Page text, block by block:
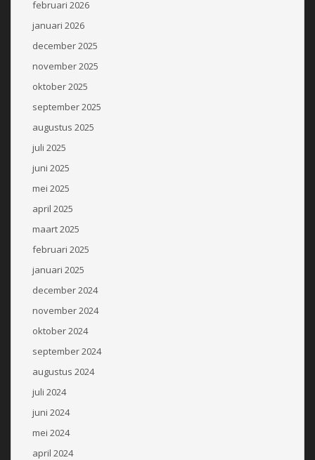
februari 2026
januari 2026
december 2025
november 2025
oktober 2025
september 2025
augustus 2025
juli 2025
juni 2025
mei 2025
april 2025
maart 2025
februari 2025
januari 2025
december 2024
november 2024
oktober 2024
september 2024
augustus 2024
juli 2024
juni 2024
mei 2024
april 2024